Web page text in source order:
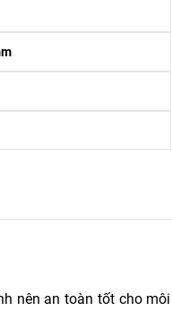
nên an toàn tốt cho môi